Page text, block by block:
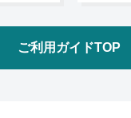
ご利用ガイドTOP